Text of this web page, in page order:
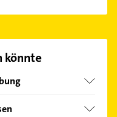
könnte